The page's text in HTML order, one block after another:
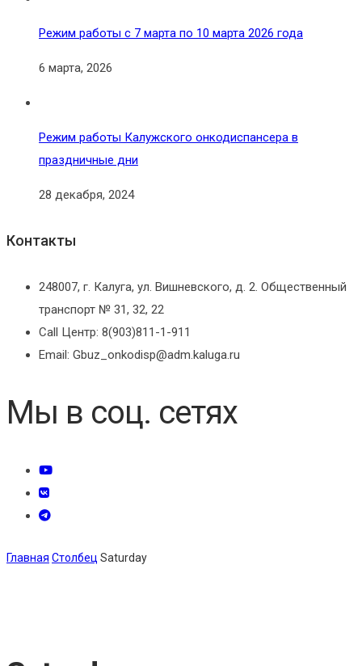
Режим работы с 7 марта по 10 марта 2026 года
6 марта, 2026
Режим работы Калужского онкодиспансера в
праздничные дни
28 декабря, 2024
Контакты
248007, г. Калуга, ул. Вишневского, д. 2. Общественный
транспорт № 31, 32, 22
Call Центр: 8(903)811-1-911
Email: Gbuz_onkodisp@adm.kaluga.ru
Мы в соц. сетях
Главная Столбец Saturday